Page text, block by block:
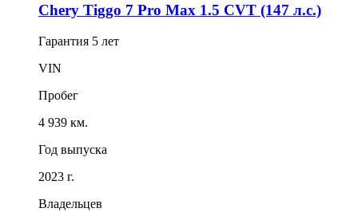
Chery Tiggo 7 Pro Max 1.5 CVT (147 л.с.)
Гарантия 5 лет
VIN
Пробег
4 939 км.
Год выпуска
2023 г.
Владельцев